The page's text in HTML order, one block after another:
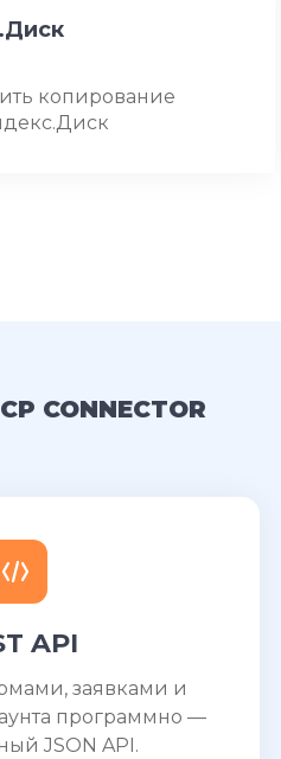
копирование
CONNECTOR
API
заявками и
программно —
JSON API.